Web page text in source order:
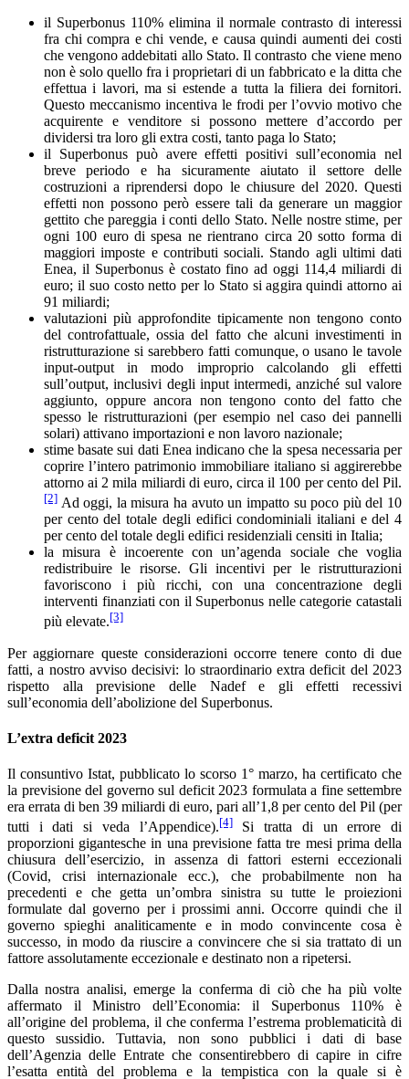
il Superbonus 110% elimina il normale contrasto di interessi
fra chi compra e chi vende, e causa quindi aumenti dei costi
che vengono addebitati allo Stato. Il contrasto che viene meno
non è solo quello fra i proprietari di un fabbricato e la ditta che
effettua i lavori, ma si estende a tutta la filiera dei fornitori.
Questo meccanismo incentiva le frodi per l’ovvio motivo che
acquirente e venditore si possono mettere d’accordo per
dividersi tra loro gli extra costi, tanto paga lo Stato;
il Superbonus può avere effetti positivi sull’economia nel
breve periodo e ha sicuramente aiutato il settore delle
costruzioni a riprendersi dopo le chiusure del 2020. Questi
effetti non possono però essere tali da generare un maggior
gettito che pareggia i conti dello Stato. Nelle nostre stime, per
ogni 100 euro di spesa ne rientrano circa 20 sotto forma di
maggiori imposte e contributi sociali. Stando agli ultimi dati
Enea, il Superbonus è costato fino ad oggi 114,4 miliardi di
euro; il suo costo netto per lo Stato si aggira quindi attorno ai
91 miliardi;
valutazioni più approfondite tipicamente non tengono conto
del controfattuale, ossia del fatto che alcuni investimenti in
ristrutturazione si sarebbero fatti comunque, o usano le tavole
input-output in modo improprio calcolando gli effetti
sull’output, inclusivi degli input intermedi, anziché sul valore
aggiunto, oppure ancora non tengono conto del fatto che
spesso le ristrutturazioni (per esempio nel caso dei pannelli
solari) attivano importazioni e non lavoro nazionale;
stime basate sui dati Enea indicano che la spesa necessaria per
coprire l’intero patrimonio immobiliare italiano si aggirerebbe
attorno ai 2 mila miliardi di euro, circa il 100 per cento del Pil.
[2] Ad oggi, la misura ha avuto un impatto su poco più del 10
per cento del totale degli edifici condominiali italiani e del 4
per cento del totale degli edifici residenziali censiti in Italia;
la misura è incoerente con un’agenda sociale che voglia
redistribuire le risorse. Gli incentivi per le ristrutturazioni
favoriscono i più ricchi, con una concentrazione degli
interventi finanziati con il Superbonus nelle categorie catastali
più elevate.[3]
Per aggiornare queste considerazioni occorre tenere conto di due
fatti, a nostro avviso decisivi: lo straordinario extra deficit del 2023
rispetto alla previsione delle Nadef e gli effetti recessivi
sull’economia dell’abolizione del Superbonus.
L’extra deficit 2023
Il consuntivo Istat, pubblicato lo scorso 1° marzo, ha certificato che
la previsione del governo sul deficit 2023 formulata a fine settembre
era errata di ben 39 miliardi di euro, pari all’1,8 per cento del Pil (per
tutti i dati si veda l’Appendice).[4]Si tratta di un errore di
proporzioni gigantesche in una previsione fatta tre mesi prima della
chiusura dell’esercizio, in assenza di fattori esterni eccezionali
(Covid, crisi internazionale ecc.), che probabilmente non ha
precedenti e che getta un’ombra sinistra su tutte le proiezioni
formulate dal governo per i prossimi anni. Occorre quindi che il
governo spieghi analiticamente e in modo convincente cosa è
successo, in modo da riuscire a convincere che si sia trattato di un
fattore assolutamente eccezionale e destinato non a ripetersi.
Dalla nostra analisi, emerge la conferma di ciò che ha più volte
affermato il Ministro dell’Economia: il Superbonus 110% è
all’origine del problema, il che conferma l’estrema problematicità di
questo sussidio. Tuttavia, non sono pubblici i dati di base
dell’Agenzia delle Entrate che consentirebbero di capire in cifre
l’esatta entità del problema e la tempistica con la quale si è